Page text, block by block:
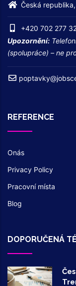
Česká
+420 702 277
Upozornění:
(spolupráce) – ne
REFERENCE
Onás
Privacy Policy
Pracovní místa
Blog
DOPORUČENÁ